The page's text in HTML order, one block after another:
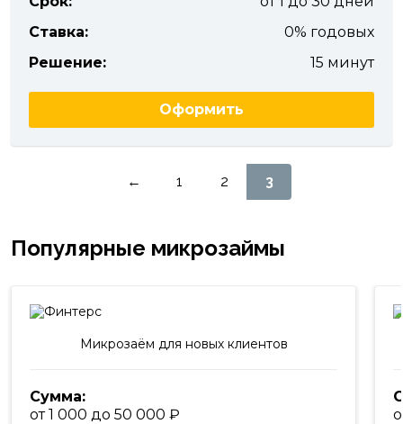
Ставка:
0% годовых
Решение:
15 минут
Оформить
← 1 2 3
Популярные микрозаймы
Микрозаём для новых клиентов
Сумма:
от 1 000 до 50 000